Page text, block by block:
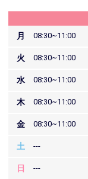
月 08:30~11:00
火 08:30~11:00
水 08:30~11:00
木 08:30~11:00
金 08:30~11:00
土 ---
日 ---